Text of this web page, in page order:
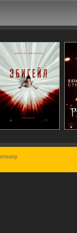
3: